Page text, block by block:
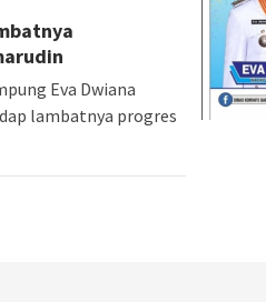
Eva Dwiana
lambatnya progres